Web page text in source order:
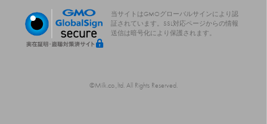
当サイトはGMOグローバルサインにより認
証されています。
SSL対応ページからの情報
送信は暗号化により保護されます。
©Milk.co.,ltd. All Rights Reserved.